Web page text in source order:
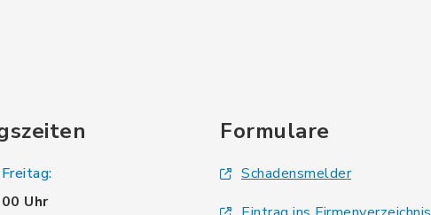
Uhr
Formulare
Schadensmelder